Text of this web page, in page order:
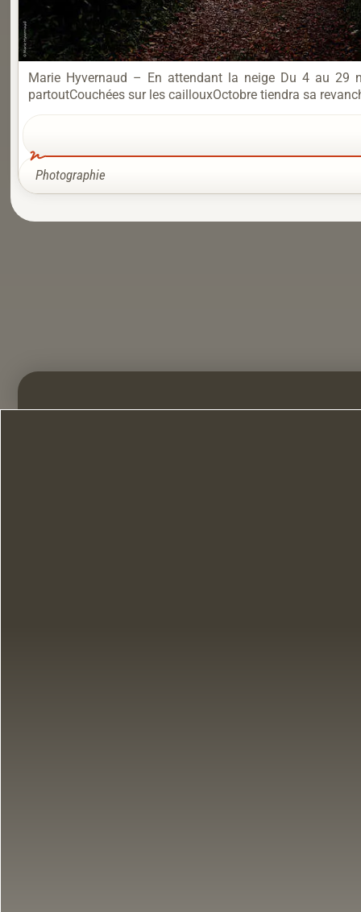
Marie Hyvernaud – En attendant la neige Du 4 au 29
partoutCouchées sur les caillouxOctobre tiendra sa
Photographie